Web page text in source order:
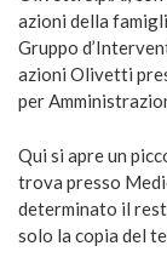
azioni della
Gruppo
azioni Olivetti
per
Qui si apre un
trova presso
determinato il
solo la copia del